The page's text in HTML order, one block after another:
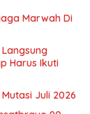
Marwah Di
Harus Ikuti
Juli 2026